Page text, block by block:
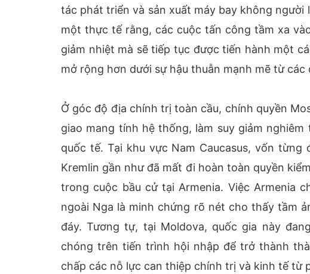
tác phát triển và sản xuất máy bay không
một thực tế rằng, các cuộc tấn công tầm xa
giảm nhiệt mà sẽ tiếp tục được tiến hành một
mở rộng hơn dưới sự hậu thuẫn mạnh mẽ từ các
Ở góc độ địa chính trị toàn cầu, chính quyền
giao mang tính hệ thống, làm suy giảm
quốc tế. Tại khu vực Nam Caucasus, vốn
Kremlin gần như đã mất đi hoàn toàn quyền
trong cuộc bầu cử tại Armenia. Việc Armenia
ngoài Nga là minh chứng rõ nét cho thấy tầm
đáy. Tương tự, tại Moldova, quốc gia này
chóng trên tiến trình hội nhập để trở thành
chấp các nỗ lực can thiệp chính trị và kinh tế từ